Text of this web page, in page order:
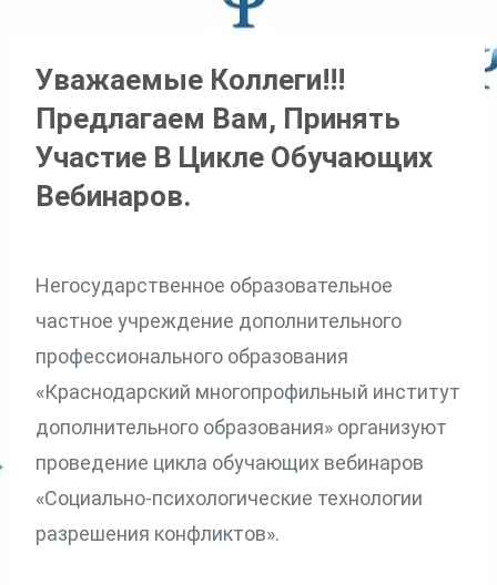
Уважаемые Коллеги!!!
Предлагаем Вам, Принять
Участие В Цикле Обучающих
Вебинаров.
Негосударственное образовательное
частное учреждение дополнительного
профессионального образования
«Краснодарский многопрофильный институт
дополнительного образования» организуют
проведение цикла обучающих вебинаров
«Социально-психологические технологии
разрешения конфликтов».